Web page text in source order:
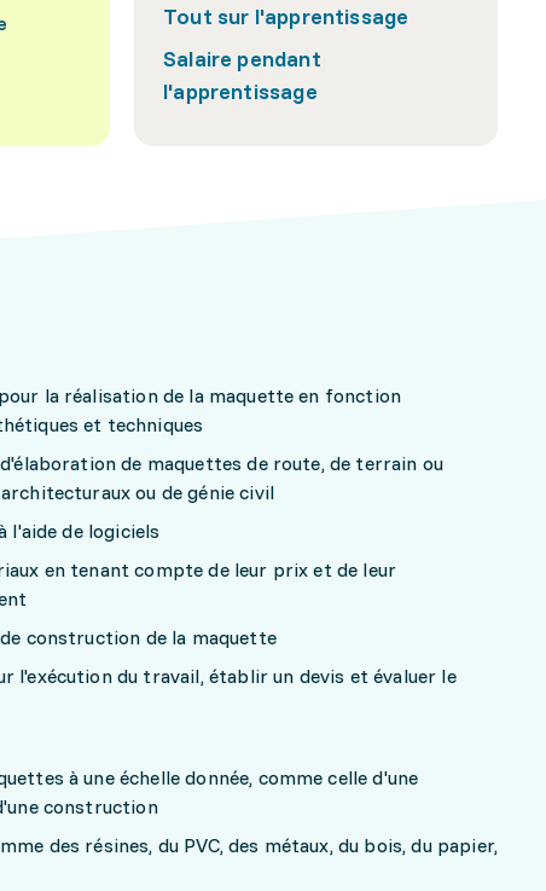
Tout sur l'apprentissage
Salaire pendant
l'apprentissage
la réalisation de la maquette en fonction
et techniques
de maquettes de route, de terrain ou
ou de génie civil
l'aide de logiciels
en tenant compte de leur prix et de leur
construction de la maquette
l'exécution du travail, établir un devis et évaluer le
à une échelle donnée, comme celle d'une
construction
des résines, du PVC, des métaux, du bois, du papier,